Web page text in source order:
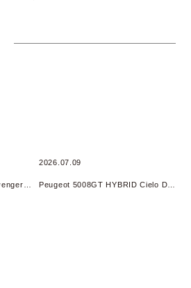
2026.07.09